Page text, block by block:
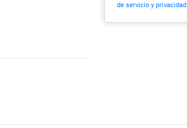
de servicio y privacidad